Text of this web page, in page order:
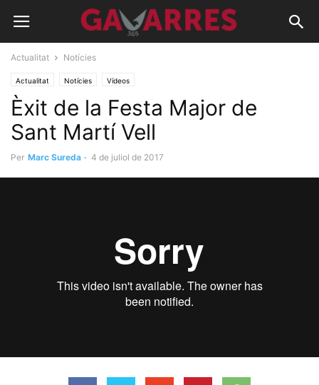
Actualitat Notícies
Actualitat Notícies Vídeos
Èxit de la Festa Major de
Sant Martí Vell
Per Marc Sureda - 4 de juliol de 2017